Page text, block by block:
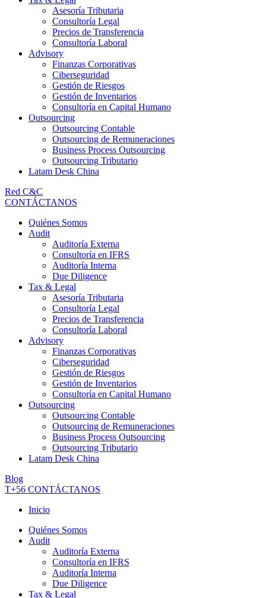
Asesoría Tributaria
Consultoría Legal
Precios de Transferencia
Consultoría Laboral
Advisory
Finanzas Corporativas
Ciberseguridad
Gestión de Riesgos
Gestión de Inventarios
Consultoría en Capital Humano
Outsourcing
Outsourcing Contable
Outsourcing de Remuneraciones
Business Process Outsourcing
Outsourcing Tributario
Latam Desk China
Red C&C
CONTÁCTANOS
Quiénes Somos
Audit
Auditoría Externa
Consultoría en IFRS
Auditoría Interna
Due Diligence
Tax & Legal
Asesoría Tributaria
Consultoría Legal
Precios de Transferencia
Consultoría Laboral
Advisory
Finanzas Corporativas
Ciberseguridad
Gestión de Riesgos
Gestión de Inventarios
Consultoría en Capital Humano
Outsourcing
Outsourcing Contable
Outsourcing de Remuneraciones
Business Process Outsourcing
Outsourcing Tributario
Latam Desk China
Blog
T+56 CONTÁCTANOS
Inicio
Quiénes Somos
Audit
Auditoría Externa
Consultoría en IFRS
Auditoría Interna
Due Diligence
Tax & Legal